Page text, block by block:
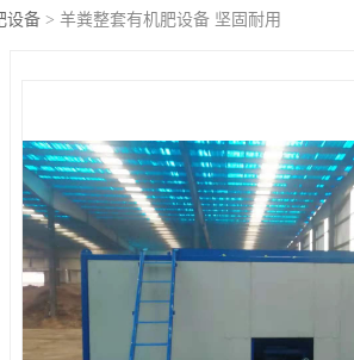
设备 > 羊粪整套有机肥设备 坚固耐用